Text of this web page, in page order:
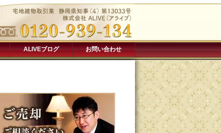
ALIVEブログ お問い合わせ